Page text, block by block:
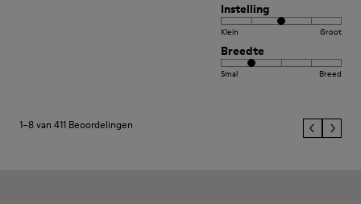
Instelling
Klein Groot
Breedte
Smal Breed
1–8 van 411 Beoordelingen